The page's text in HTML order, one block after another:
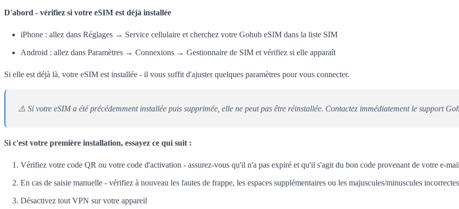
D'abord - vérifiez si votre eSIM est déjà installée
iPhone : allez dans Réglages → Service cellulaire et cherchez votre Gohub eSIM dans la liste SIM
Android : allez dans Paramètres → Connexions → Gestionnaire de SIM et vérifiez si elle apparaît
Si elle est déjà là, votre eSIM est installée - il vous suffit d'ajuster quelques paramètres pour vous connecter.
⚠️ Si votre eSIM a été précédemment installée puis supprimée, elle ne peut pas être réinstallée. Contactez immédiatement le support
Si c'est votre première installation, essayez ce qui suit :
Vérifiez votre code QR ou votre code d'activation - assurez-vous qu'il n'a pas expiré et qu'il s'agit du bon code provenant de votre e-
En cas de saisie manuelle - vérifiez à nouveau les fautes de frappe, les espaces supplémentaires ou les majuscules/minuscules incorrectes
Désactivez tout VPN sur votre appareil